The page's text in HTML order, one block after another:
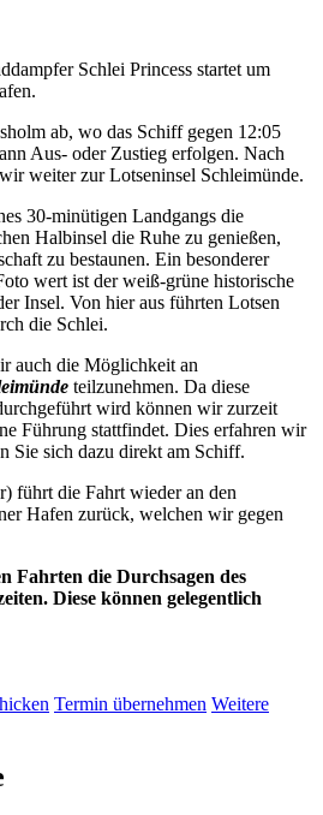
Schlei Princess startet um
ab, wo das Schiff gegen 12:05
Aus- oder Zustieg erfolgen. Nach
weiter zur Lotseninsel Schleimünde.
30-minütigen Landgangs die
Halbinsel die Ruhe zu genießen,
zu bestaunen. Ein besonderer
wert ist der weiß-grüne historische
Insel. Von hier aus führten Lotsen
die Schlei.
auch die Möglichkeit an
teilzunehmen. Da diese
wird können wir zurzeit
Führung stattfindet. Dies erfahren wir
Sie sich dazu direkt am Schiff.
führt die Fahrt wieder an den
Hafen zurück, welchen wir gegen
Fahrten die Durchsagen des
Diese können gelegentlich
Termin übernehmen Weitere